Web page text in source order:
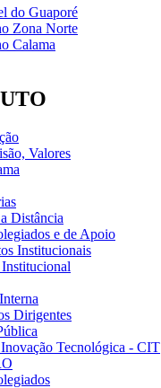
do Guaporé
Zona Norte
Calama
Valores
Distância
e de Apoio
Institucionais
Dirigentes
Tecnológica - CIT